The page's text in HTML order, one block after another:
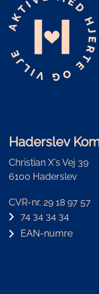
Haderslev
Christian X's Vej 39
6100 Haderslev
CVR-nr. 29 18 97 57
74 34 34 34
EAN-numre